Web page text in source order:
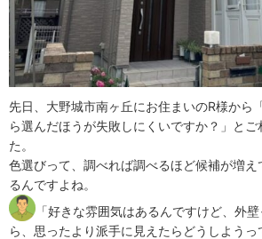
先日、大野城市南ヶ丘にお住まいのR様から
ら選んだほうが失敗しにくいですか？」とご
た。
色選びって、調べれば調べるほど候補が増
るんですよね。
「好きな雰囲気はあるんですけど、外
ら、思ったより派手に見えたらどうしよう